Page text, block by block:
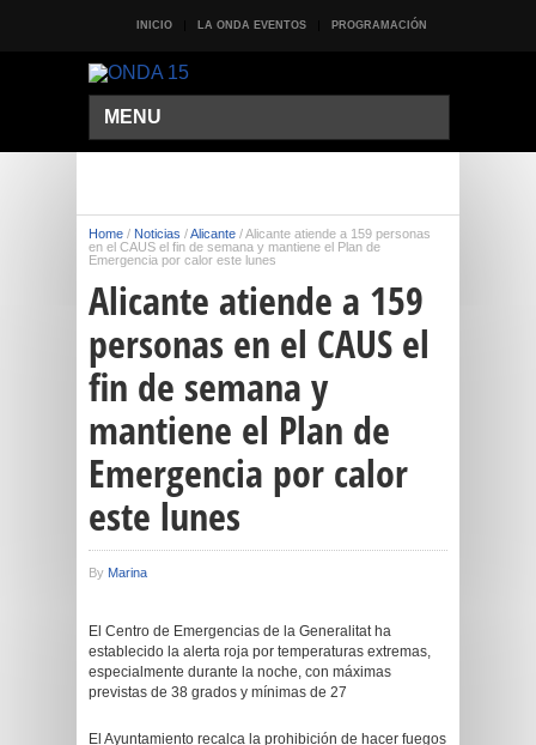
INICIO LA ONDA EVENTOS PROGRAMACIÓN
MENU
Home / Noticias /Alicante /Alicante atiende a 159 personas
en el CAUS el fin de semana y mantiene el Plan de
Emergencia por calor este lunes
Alicante atiende a 159
personas en el CAUS el
fin de semana y
mantiene el Plan de
Emergencia por calor
este lunes
By Marina
El Centro de Emergencias de la Generalitat ha
establecido la alerta roja por temperaturas extremas,
especialmente durante la noche, con máximas
previstas de 38 grados y mínimas de 27
El Ayuntamiento recalca la prohibición de hacer fuegos